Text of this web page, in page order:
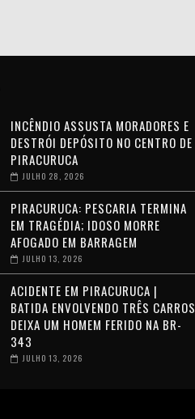
INCÊNDIO ASSUSTA MORADORES E
DESTRÓI DEPÓSITO NO CENTRO DE
PIRACURUCA
JULHO 28, 2026
PIRACURUCA: PESCARIA TERMINA
EM TRAGÉDIA; IDOSO MORRE
AFOGADO EM BARRAGEM
JULHO 13, 2026
ACIDENTE EM PIRACURUCA |
BATIDA ENVOLVENDO TRÊS CARROS
DEIXA UM HOMEM FERIDO NA BR-
343
JULHO 13, 2026